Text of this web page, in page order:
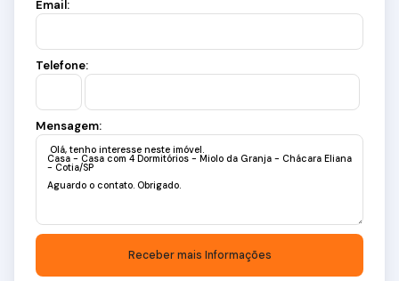
Email:
Telefone:
Mensagem: